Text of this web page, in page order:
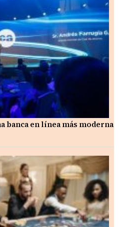
banca en línea más moderna